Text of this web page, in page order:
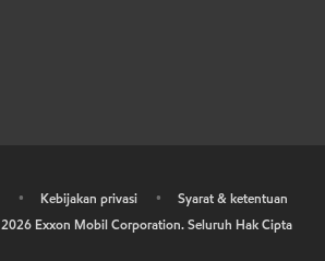
• Kebijakan privasi •
Syarat & ketentuan
2026 Exxon Mobil Corporation. Seluruh Hak Cipta